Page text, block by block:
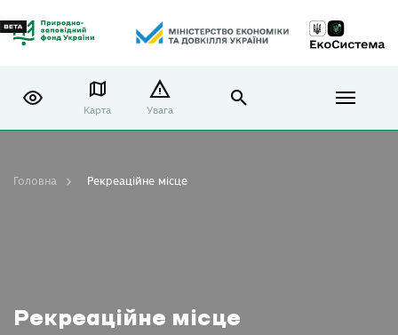
Карта Увага
Рекреаційне місце
Головна Рекреаційне місце